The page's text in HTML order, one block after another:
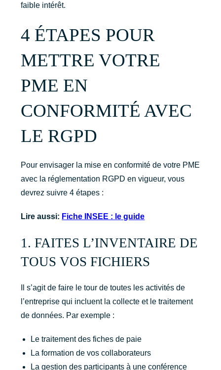
faible intérêt.
4 ÉTAPES POUR
METTRE VOTRE
PME EN
CONFORMITÉ AVEC
LE RGPD
Pour envisager la mise en conformité de votre PME
avec la réglementation RGPD en vigueur, vous
devrez suivre 4 étapes :
Lire aussi: Fiche INSEE : le guide
1. FAITES L’INVENTAIRE DE
TOUS VOS FICHIERS
Il s’agit de faire le tour de toutes les activités de
l’entreprise qui incluent la collecte et le traitement
de données. Par exemple :
Le traitement des fiches de paie
La formation de vos collaborateurs
La gestion des participants à une conférence